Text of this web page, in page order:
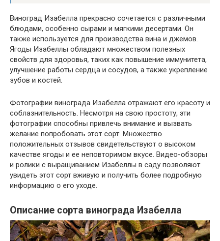
Виноград Изабелла прекрасно сочетается с различными
блюдами, особенно сырами и мягкими десертами. Он
также используется для производства вина и джемов.
Ягоды Изабеллы обладают множеством полезных
свойств для здоровья, таких как повышение иммунитета,
улучшение работы сердца и сосудов, а также укрепление
зубов и костей.
Фотографии винограда Изабелла отражают его красоту и
соблазнительность. Несмотря на свою простоту, эти
фотографии способны привлечь внимание и вызвать
желание попробовать этот сорт. Множество
положительных отзывов свидетельствуют о высоком
качестве ягоды и ее неповторимом вкусе. Видео-обзоры
и ролики с выращиванием Изабеллы в саду позволяют
увидеть этот сорт вживую и получить более подробную
информацию о его уходе.
Описание сорта винограда Изабелла